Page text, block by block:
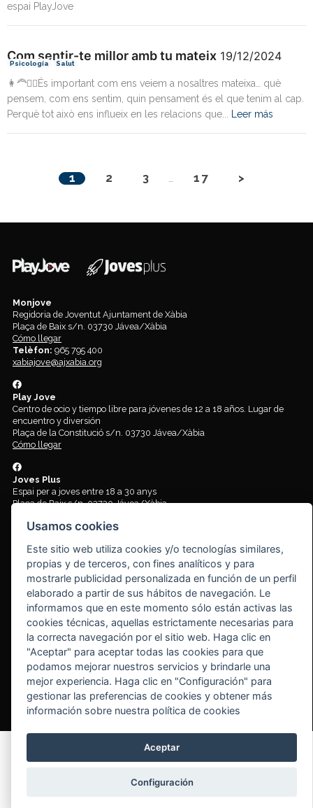
espai PlayJove
Com sentir-te millor amb tu mateix 19/12/2024
Psicología Salut
👩‍🦰👱‍♂️És important com ens veiem a nosaltres mateixa… què
pensem, com ens sentim, quin pensament és el que tenim al cap.
Perquè tot això ens influeix en les relacions que...
Leer más
1 2 3 17 >
Monjove
Regidoria de Joventut Ajuntament de Xàbia
Plaça de Baix s/n. 03730 Jávea/Xàbia
Cómo llegar
Telèfon: 965 795 400
xabiajove@ajxabia.org
Play Jove
Centro de ocio y tiempo libre para jóvenes de 12 a 18 años. Lugar de
encuentro y diversión
Plaça de la Constitució s/n. 03730 Jávea/Xàbia
Cómo llegar
Joves Plus
Espai per a joves entre 18 a 30 anys
Plaça de Baix s/n. 03730 Jávea/Xàbia
Tornar al inici
© Ajuntament de Xàbia
Aviso legal|Política de cookies(Cambiar tu consentimiento)
Información protección de datos|Derechos protección de datos|
Delegado protección de datos (DPD)
| Registro actividades de
tratamiento|
Usamos cookies
Este sitio web utiliza cookies y/o tecnologías similares,
propias y de terceros, con fines analíticos y para
mostrarle publicidad personalizada en función de un perfil
elaborado a partir de sus hábitos de navegación. Le
informamos que en este momento sólo están activas las
cookies técnicas, aquellas estrictamente necesarias para
la correcta navegación por el sitio web. Haga clic en
"Aceptar" para aceptar todas las cookies para que
podamos mejorar nuestros servicios y brindarle una
mejor experiencia. Haga clic en "Configuración" para
gestionar las preferencias de cookies y obtener más
información sobre nuestra política de cookies
Aceptar
Configuración